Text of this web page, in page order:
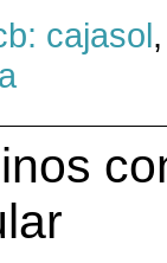
cajasol